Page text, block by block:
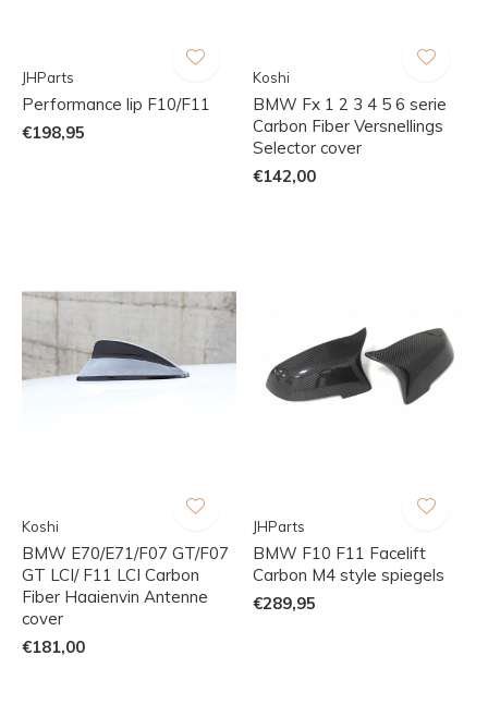
JHParts
Performance lip F10/F11
€198,95
Koshi
BMW Fx 1 2 3 4 5 6 serie
Carbon Fiber Versnellings
Selector cover
€142,00
Koshi
BMW E70/E71/F07 GT/F07
GT LCI/ F11 LCI Carbon
Fiber Haaienvin Antenne
cover
€181,00
JHParts
BMW F10 F11 Facelift
Carbon M4 style spiegels
€289,95